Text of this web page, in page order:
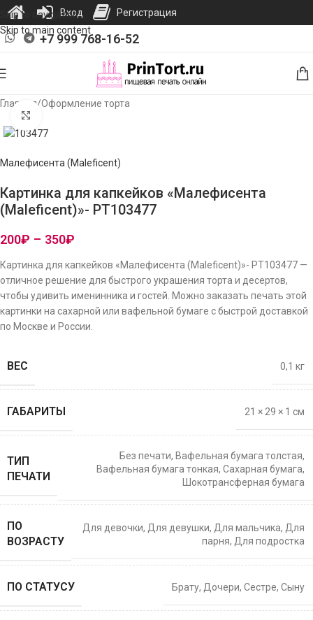
Skip to navigation
Skip to main content
+7 999 768-16-52
Главная/Оформление торта
Малефисента (Maleficent)
Картинка для капкейков «Малефисента
(Maleficent)»- PT103477
200₽ – 350₽
Картинка для капкейков «Малефисента (Maleficent)»- PT103477 —
отличное решение для быстрого украшения торта и десертов,
чтобы удивить именинника и гостей. Можно заказать печать этой
картинки на сахарной или вафельной бумаге с быстрой доставкой
по Москве и России.
ВЕС 0,1 кг
ГАБАРИТЫ 21 × 29 × 1 см
ТИП
ПЕЧАТИ
Без печати, Вафельная бумага толстая,
Вафельная бумага тонкая, Сахарная бумага,
Шокотрансферная бумага
ПО
ВОЗРАСТУ
Для девочки, Для девушки, Для мальчика, Для
парня, Для подростка
ПО СТАТУСУ Брату, Дочери, Сестре, Сыну
Вход Регистрация